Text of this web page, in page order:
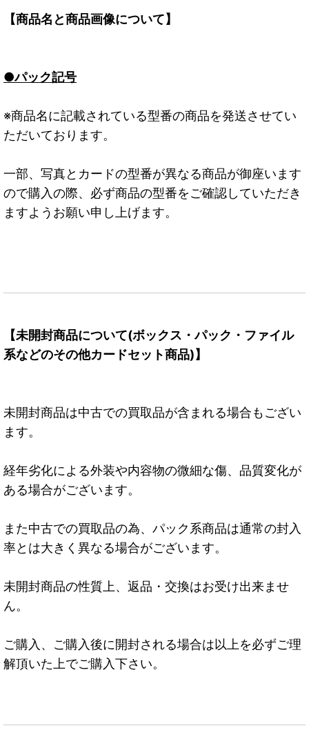
【商品名と商品画像について】
●パック記号
※商品名に記載されている型番の商品を発送させてい
ただいております。
一部、写真とカードの型番が異なる商品が御座います
ので購入の際、必ず商品の型番をご確認していただき
ますようお願い申し上げます。
【未開封商品について(ボックス・パック・ファイル
系などのその他カードセット商品)】
未開封商品は中古での買取品が含まれる場合もござい
ます。
経年劣化による外装や内容物の微細な傷、品質変化が
ある場合がございます。
また中古での買取品の為、パック系商品は通常の封入
率とは大きく異なる場合がございます。
未開封商品の性質上、返品・交換はお受け出来ませ
ん。
ご購入、ご購入後に開封される場合は以上を必ずご理
解頂いた上でご購入下さい。